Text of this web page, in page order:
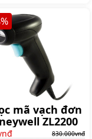
mã vạch 2
là sự lựa chọn lý
cửa hàng
thị, hiệu
tạp hóa, y tế,
cơ quan, Giá:3.490.000 đ
mã vạch đơn
ZL2200
830.000vnđ
%